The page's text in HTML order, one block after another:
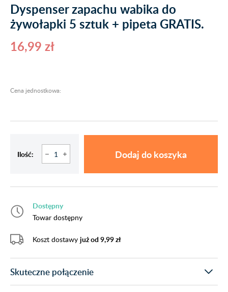
Dyspenser zapachu wabika do
żywołapki 5 sztuk + pipeta GRATIS.
16,99 zł
Cena jednostkowa:
Ilość: Dodaj do koszyka
Dostępny
Towar dostępny
Koszt dostawy już od 9,99 zł
Skuteczne połączenie